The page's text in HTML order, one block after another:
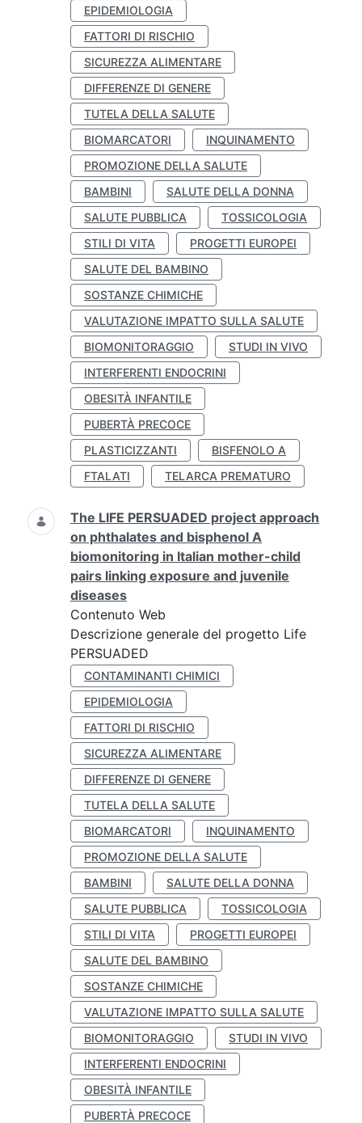
EPIDEMIOLOGIA
FATTORI DI RISCHIO
SICUREZZA ALIMENTARE
DIFFERENZE DI GENERE
TUTELA DELLA SALUTE
BIOMARCATORI
INQUINAMENTO
PROMOZIONE DELLA SALUTE
BAMBINI
SALUTE DELLA DONNA
SALUTE PUBBLICA
TOSSICOLOGIA
STILI DI VITA
PROGETTI EUROPEI
SALUTE DEL BAMBINO
SOSTANZE CHIMICHE
VALUTAZIONE IMPATTO SULLA SALUTE
BIOMONITORAGGIO
STUDI IN VIVO
INTERFERENTI ENDOCRINI
OBESITÀ INFANTILE
PUBERTÀ PRECOCE
PLASTICIZZANTI
BISFENOLO A
FTALATI
TELARCA PREMATURO
The LIFE PERSUADED project approach
on phthalates and bisphenol A
biomonitoring in Italian mother-child
pairs linking exposure and juvenile
diseases
Contenuto Web
Descrizione generale del progetto Life
PERSUADED
CONTAMINANTI CHIMICI
EPIDEMIOLOGIA
FATTORI DI RISCHIO
SICUREZZA ALIMENTARE
DIFFERENZE DI GENERE
TUTELA DELLA SALUTE
BIOMARCATORI
INQUINAMENTO
PROMOZIONE DELLA SALUTE
BAMBINI
SALUTE DELLA DONNA
SALUTE PUBBLICA
TOSSICOLOGIA
STILI DI VITA
PROGETTI EUROPEI
SALUTE DEL BAMBINO
SOSTANZE CHIMICHE
VALUTAZIONE IMPATTO SULLA SALUTE
BIOMONITORAGGIO
STUDI IN VIVO
INTERFERENTI ENDOCRINI
OBESITÀ INFANTILE
PUBERTÀ PRECOCE